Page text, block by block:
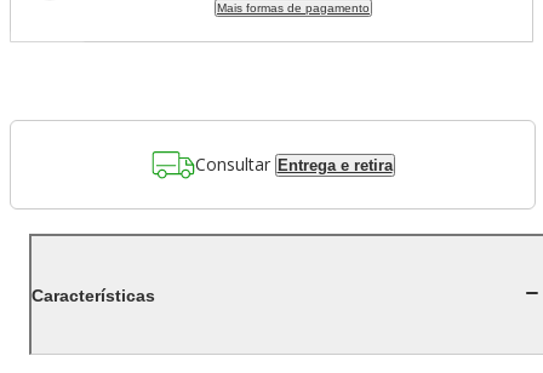
Mais formas de pagamento
Consultar Entrega e retira
Características